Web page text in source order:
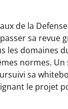
de la
sa revue
les domaines
normes. Un
sa
le projet